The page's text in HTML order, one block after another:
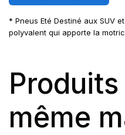
* Pneus Eté Destiné aux SUV
polyvalent qui apporte la
même